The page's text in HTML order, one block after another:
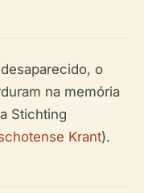
o
na memória
Stichting
Krant).